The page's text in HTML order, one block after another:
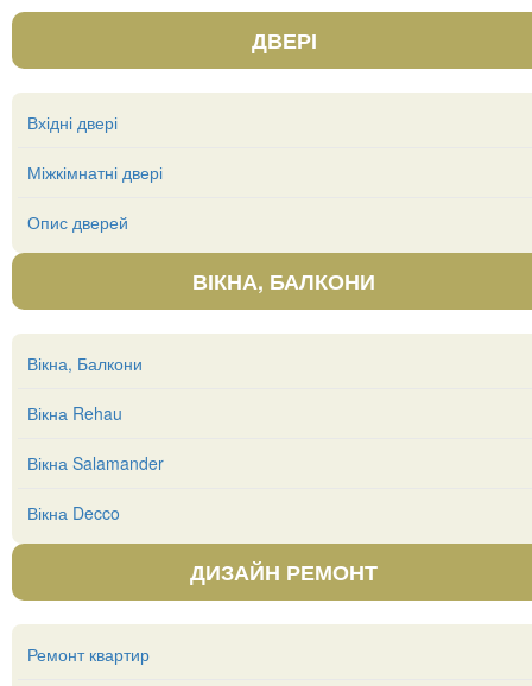
ДВЕРІ
Вхідні двері
Міжкімнатні двері
Опис дверей
ВІКНА, БАЛКОНИ
Вікна, Балкони
Вікна Rehau
Вікна Salamander
Вікна Decco
ДИЗАЙН РЕМОНТ
Ремонт квартир